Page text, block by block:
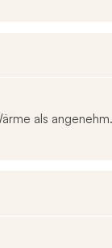
als angenehm.